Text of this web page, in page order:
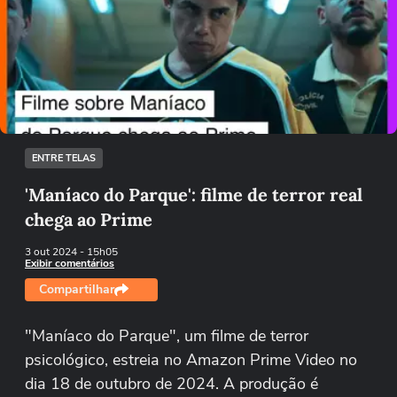
Ops!
Não foi possível reproduzir o vídeo
Tentar novamente
ENTRE TELAS
'Maníaco do Parque': filme de terror real
chega ao Prime
3 out 2024- 15h05
Exibir comentários
Compartilhar
"Maníaco do Parque", um filme de terror
psicológico, estreia no Amazon Prime Video no
dia 18 de outubro de 2024. A produção é